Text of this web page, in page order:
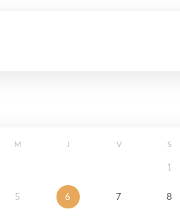
M J V S
1
5 6 7 8